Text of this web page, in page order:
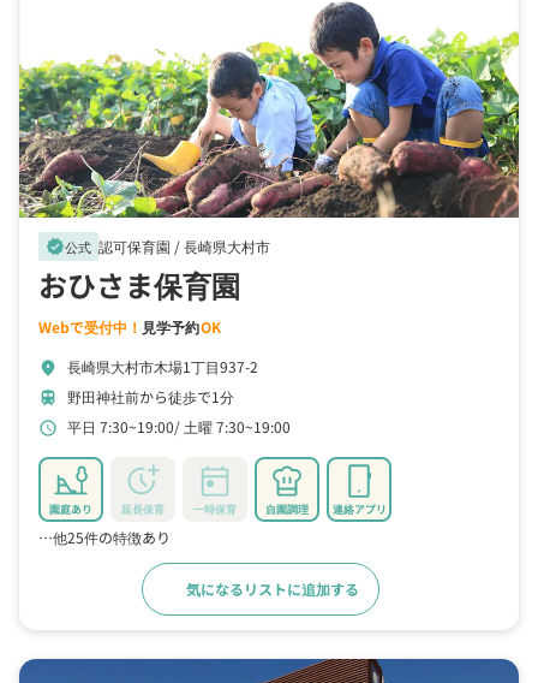
verified公式 認可保育園 /長崎県大村市
おひさま保育園
Webで受付中！ 見学予約OK
location_on 長崎県大村市木場1丁目937-2
train 野田神社前から徒歩で1分
schedule 平日 7:30~19:00 土曜 7:30~19:00
園庭あり 延長保育 一時保育 自園調理 連絡アプリ
…他25件の特徴あり
気になるリストに追加する